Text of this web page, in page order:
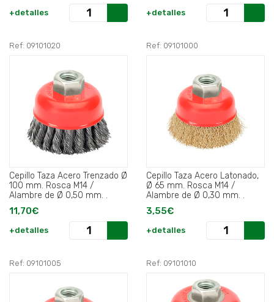
+detalles +detalles
Ref: 09101020
Cepillo Taza Acero Trenzado Ø
100 mm. Rosca M14 /
Alambre de Ø 0,50 mm. .
11,70€
+detalles
Ref: 09101000
Cepillo Taza Acero Latonado,
Ø 65 mm. Rosca M14 /
Alambre de Ø 0,30 mm. .
3,55€
+detalles
Ref: 09101005 Ref: 09101010